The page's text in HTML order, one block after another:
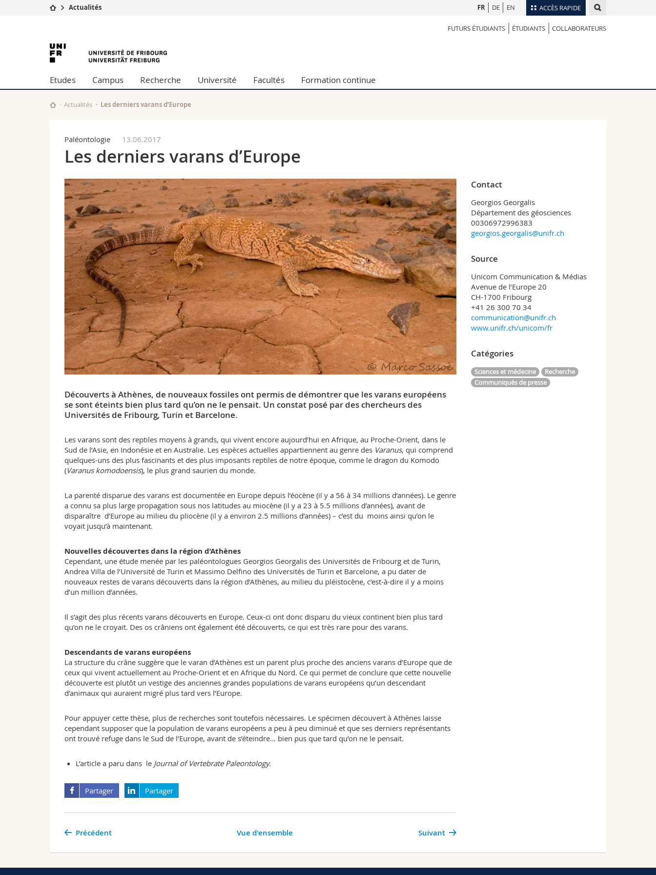
ACCÈS RAPIDE
Etudes
Campus
Université
Formation continue
Lettres et sciences humaines
Sciences de l'éducation et de la formation
Sciences et médecine
Interfacultaire
Collaborateurs
Annuaire du personnel
Programme des cours
FR DE EN
Actualités
FUTURS ÉTUDIANTS ÉTUDIANTS COLLABORATEURS
University
of
Fribourg
Etudes Campus Recherche Université Facultés Formation continue
Actualités Les derniers varans d’Europe
Paléontologie 13.06.2017
Les derniers varans d’Europe
Découverts à Athènes, de nouveaux fossiles ont permis de démontrer que les varans européens
se sont éteints bien plus tard qu’on ne le pensait. Un constat posé par des chercheurs des
Universités de Fribourg, Turin et Barcelone.
Les varans sont des reptiles moyens à grands, qui vivent encore aujourd’hui en Afrique, au Proche-Orient, dans le
Sud de l’Asie, en Indonésie et en Australie. Les espèces actuelles appartiennent au genre des Varanus, qui comprend
quelques-uns des plus fascinants et des plus imposants reptiles de notre époque, comme le dragon du Komodo
(Varanus komodoensis), le plus grand saurien du monde.
La parenté disparue des varans est documentée en Europe depuis l’éocène (il y a 56 à 34 millions d’années). Le genre
a connu sa plus large propagation sous nos latitudes au miocène (il y a 23 à 5.5 millions d’années), avant de
disparaître d’Europe au milieu du pliocène (il y a environ 2.5 millions d’années) – c’est du moins ainsi qu’on le
voyait jusqu’à maintenant.
Nouvelles découvertes dans la région d’Athènes
Cependant, une étude menée par les paléontologues Georgios Georgalis des Universités de Fribourg et de Turin,
Andrea Villa de l’Université de Turin et Massimo Delfino des Universités de Turin et Barcelone, a pu dater de
nouveaux restes de varans découverts dans la région d’Athènes, au milieu du pléistocène, c’est-à-dire il y a moins
d’un million d’années.
Il s’agit des plus récents varans découverts en Europe. Ceux-ci ont donc disparu du vieux continent bien plus tard
qu’on ne le croyait. Des os crâniens ont également été découverts, ce qui est très rare pour des varans.
Descendants de varans européens
La structure du crâne suggère que le varan d’Athènes est un parent plus proche des anciens varans d’Europe que de
ceux qui vivent actuellement au Proche-Orient et en Afrique du Nord. Ce qui permet de conclure que cette nouvelle
découverte est plutôt un vestige des anciennes grandes populations de varans européens qu’un descendant
d’animaux qui auraient migré plus tard vers l’Europe.
Pour appuyer cette thèse, plus de recherches sont toutefois nécessaires. Le spécimen découvert à Athènes laisse
cependant supposer que la population de varans européens a peu à peu diminué et que ses derniers représentants
ont trouvé refuge dans le Sud de l’Europe, avant de s’éteindre… bien pus que tard qu’on ne le pensait.
L’articlea paru dans le Journal of Vertebrate Paleontology.
Partager Partager
Suivant
Précédent Vue d'ensemble
Contact
Georgios Georgalis
Département des géosciences
00306972996383
georgios.georgalis@unifr.ch
Source
Unicom Communication & Médias
Avenue de l’Europe 20
CH-1700 Fribourg
+41 26 300 70 34
communication@unifr.ch
www.unifr.ch/unicom/fr
Catégories
Sciences et médecine
Recherche
Communiqués de presse